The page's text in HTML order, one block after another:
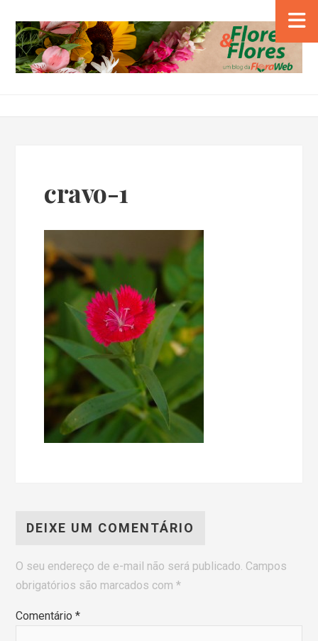
cravo-1
DEIXE UM COMENTÁRIO
O seu endereço de e-mail não será publicado. Campos
obrigatórios são marcados com*
Comentário*